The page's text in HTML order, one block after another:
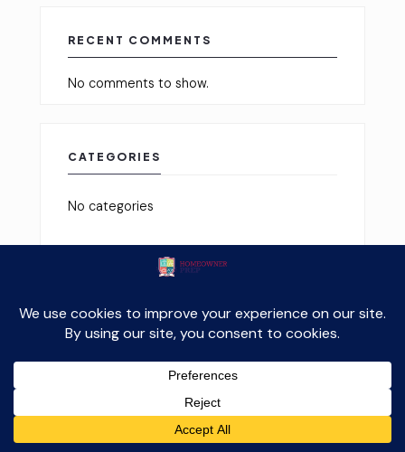
RECENT COMMENTS
No comments to show.
CATEGORIES
No categories
Let’s go on with the gameby